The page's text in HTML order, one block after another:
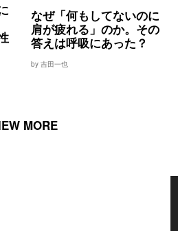
なぜ「何もしてないのに
肩が疲れる」のか。その
答えは呼吸にあった？
by 吉田一也
MORE